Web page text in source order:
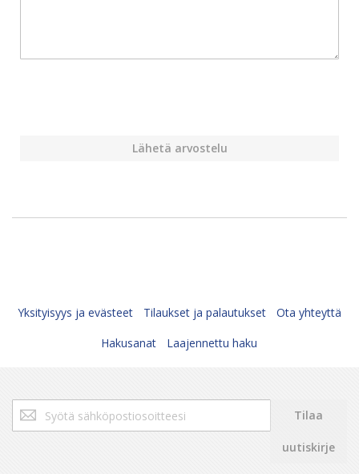
Lähetä arvostelu
Yksityisyys ja evästeet Tilaukset ja palautukset
Ota yhteyttä
Hakusanat
Laajennettu haku
Tilaa
uutiskirjeemme:
Tilaa
uutiskirje